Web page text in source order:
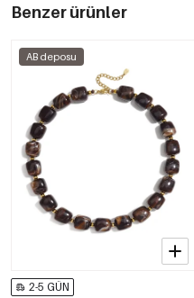
Benzer ürünler
AB deposu
2-5 GÜN